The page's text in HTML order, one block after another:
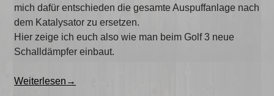
mich dafür entschieden die gesamte Auspuffanlage nach
dem Katalysator zu ersetzen.
Hier zeige ich euch also wie man beim Golf 3 neue
Schalldämpfer einbaut.
„Neue
Weiterlesen →